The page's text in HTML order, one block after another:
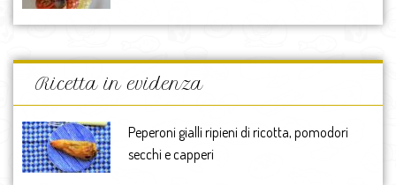
Ricetta in evidenza
Peperoni gialli ripieni di ricotta, pomodori
secchi e capperi